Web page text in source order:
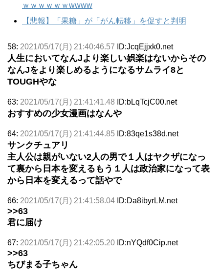
ｗｗｗｗｗｗwwww
【悲報】「果糖」が「がん転移」を促すと判明
58: 2021/05/17(月) 21:40:46.57 ID:JcqEjjxk0.net
人生においてなんJより楽しい娯楽はないからその
なんJをより楽しめるようになるサムライ8と
TOUGHやな
63: 2021/05/17(月) 21:41:41.48 ID:bLqTcjC00.net
おすすめの少女漫画はなんや
64: 2021/05/17(月) 21:41:44.85 ID:83qe1s38d.net
サンクチュアリ
主人公は親がいない2人の男で１人はヤクザになっ
て裏から日本を変えるもう１人は政治家になって表
から日本を変えるって話やで
66: 2021/05/17(月) 21:41:58.04 ID:Da8ibyrLM.net
>>63
君に届け
67: 2021/05/17(月) 21:42:05.20 ID:nYQdf0Cip.net
>>63
ちびまる子ちゃん